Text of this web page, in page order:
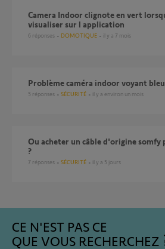
Camera Indoor clignote en vert lorsque je veux la
visualiser sur l application
6 réponses DOMOTIQUE il y a 7 mois
Problème caméra indoor voyant bleu
5 réponses SÉCURITÉ il y a environ un mois
Ou acheter un câble d'origine somfy pour la caméra indoor
?
7 réponses SÉCURITÉ il y a 5 jours
CE N'EST PAS CE
QUE VOUS RECHERCHEZ